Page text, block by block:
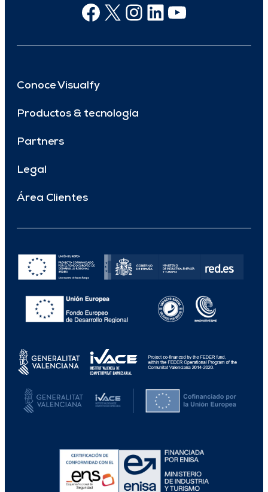
Facebook
X Instagram
Linkedin
Youtube
Conoce Visualfy
Productos & tecnología
Partners
Legal
Área Clientes